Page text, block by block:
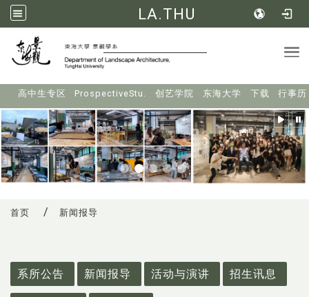
LA.THU
高中生专区 ProspectiveStu. 创艺学院 东海大学 下载 行事历
首页 新闻报导
系所公告
新闻报导 活动与演讲 招生讯息